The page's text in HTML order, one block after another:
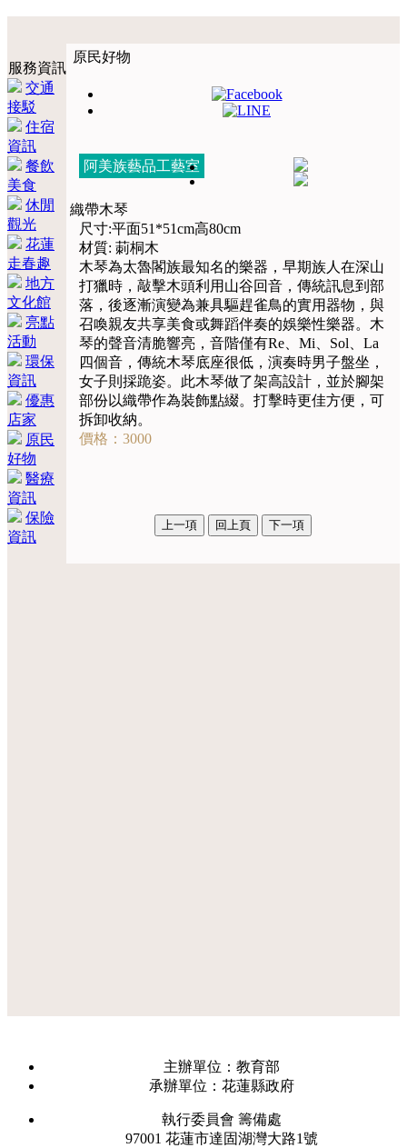
服務資訊
交通
接駁
住宿
資訊
餐飲
美食
休閒
觀光
花蓮
走春趣
地方
文化館
亮點
活動
環保
資訊
優惠
店家
原民
好物
醫療
資訊
保險
資訊
原民好物
阿美族藝品工藝室
織帶木琴
尺寸:平面51*51cm高80cm
材質: 莿桐木
木琴為太魯閣族最知名的樂器，早期族人在深山
打獵時，敲擊木頭利用山谷回音，傳統訊息到部
落，後逐漸演變為兼具驅趕雀鳥的實用器物，與
召喚親友共享美食或舞蹈伴奏的娛樂性樂器。木
琴的聲音清脆響亮，音階僅有Re、Mi、Sol、La
四個音，傳統木琴底座很低，演奏時男子盤坐，
女子則採跪姿。此木琴做了架高設計，並於腳架
部份以織帶作為裝飾點綴。打擊時更佳方便，可
拆卸收納。
價格：3000
主辦單位：教育部
承辦單位：花蓮縣政府
執行委員會 籌備處
97001 花蓮市達固湖灣大路1號